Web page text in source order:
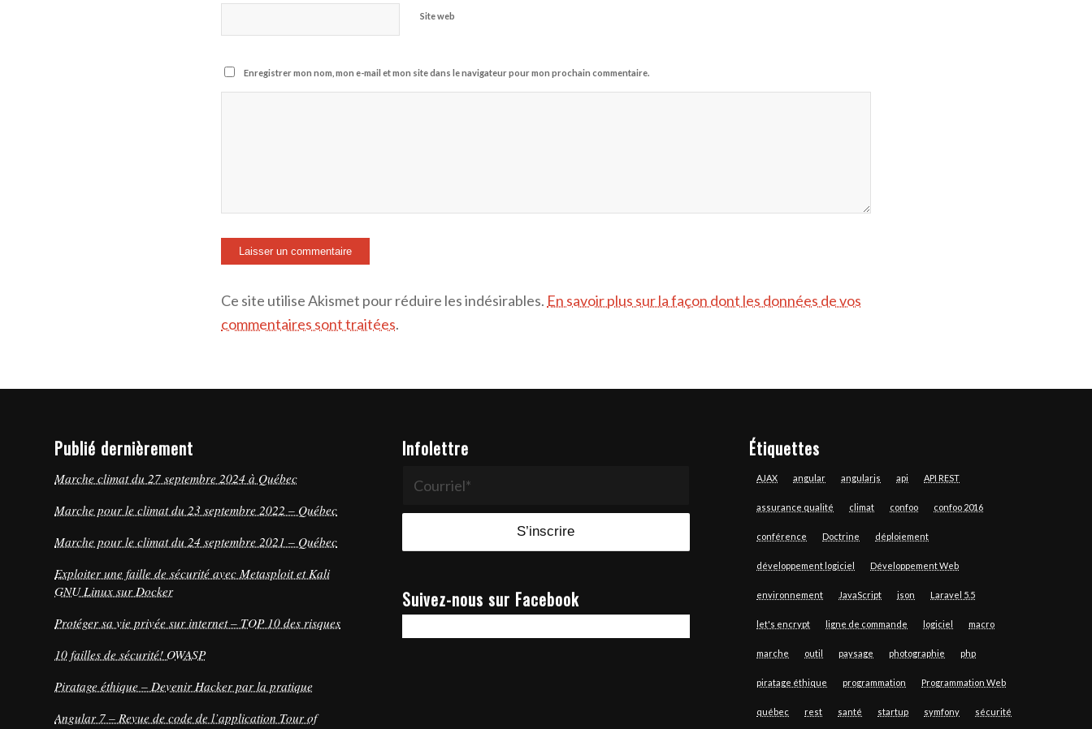
Site web
Enregistrer mon nom, mon e-mail et mon site dans le navigateur pour mon prochain commentaire.
Ce site utilise Akismet pour réduire les indésirables. En savoir plus sur la façon dont les données de vos
commentaires sont traitées.
Publié dernièrement
Marche climat du 27 septembre 2024 à Québec
Marche pour le climat du 23 septembre 2022 – Québec
Marche pour le climat du 24 septembre 2021 – Québec
Exploiter une faille de sécurité avec Metasploit et Kali
GNU Linux sur Docker
Protéger sa vie privée sur internet – TOP 10 des risques
10 failles de sécurité! OWASP
Piratage éthique – Devenir Hacker par la pratique
Angular 7 – Revue de code de l’application Tour of
Infolettre
Suivez-nous sur Facebook
Étiquettes
AJAX angular angularjs api API REST
assurance qualité climat confoo confoo 2016
conférence Doctrine déploiement
développement logiciel Développement Web
environnement JavaScript json Laravel 5.5
let's encrypt ligne de commande logiciel macro
marche outil paysage photographie php
piratage éthique programmation Programmation Web
québec rest santé startup symfony sécurité